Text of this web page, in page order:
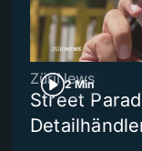
2 Min
ZüriNews
Street